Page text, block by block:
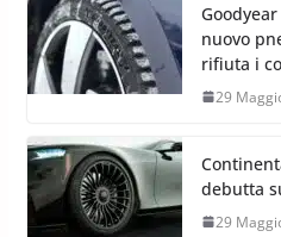
nuovo
rifiuta i
29
debutta
29